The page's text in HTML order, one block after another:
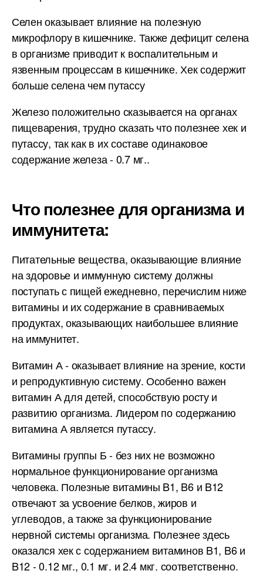
Селен оказывает влияние на полезную
микрофлору в кишечнике. Также дефицит селена
в организме приводит к воспалительным и
язвенным процессам в кишечнике. Хек содержит
больше селена чем путассу
Железо положительно сказывается на органах
пищеварения, трудно сказать что полезнее хек и
путассу, так как в их составе одинаковое
содержание железа - 0.7 мг..
Что полезнее для организма и
иммунитета:
Питательные вещества, оказывающие влияние
на здоровье и иммунную систему должны
поступать с пищей ежедневно, перечислим ниже
витамины и их содержание в сравниваемых
продуктах, оказывающих наибольшее влияние
на иммунитет.
Витамин А - оказывает влияние на зрение, кости
и репродуктивную систему. Особенно важен
витамин А для детей, способствую росту и
развитию организма. Лидером по содержанию
витамина А является путассу.
Витамины группы Б - без них не возможно
нормальное функционирование организма
человека. Полезные витамины B1, B6 и B12
отвечают за усвоение белков, жиров и
углеводов, а также за функционирование
нервной системы организма. Полезнее здесь
оказался хек с содержанием витаминов B1, B6 и
B12 - 0.12 мг., 0.1 мг. и 2.4 мкг. соответственно.